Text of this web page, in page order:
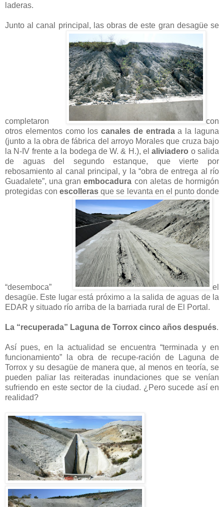
laderas.
Junto al canal principal, las obras de este gran desagüe se
completaron
con
otros elementos como loscanales de entradaa la laguna
(junto a la obra de fábrica del arroyo Morales que cruza bajo
la N-IV frente a la bodega de W. & H.), elaliviadero o salida
de aguas del segundo estanque, que vierte por
rebosamiento al canal principal, y la “obra de entrega al río
Guadalete”, una granembocadura con aletas de hormigón
protegidas conescolleras que se levanta en el punto donde
“desemboca”
el
desagüe. Este lugar está próximo a la salida de aguas de la
EDAR y situado río arriba de la barriada rural de El Portal.
La “recuperada” Laguna de Torrox cinco años después.
Así pues, en la actualidad se encuentra “terminada y en
funcionamiento” la obra de recupe-ración de Laguna de
Torrox y su desagüe de manera que, al menos en teoría, se
pueden paliar las reiteradas inundaciones que se venían
sufriendo en este sector de la ciudad. ¿Pero sucede así en
realidad?